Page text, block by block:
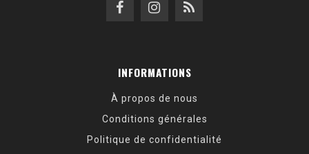
INFORMATIONS
À propos de nous
Conditions générales
Politique de confidentialité